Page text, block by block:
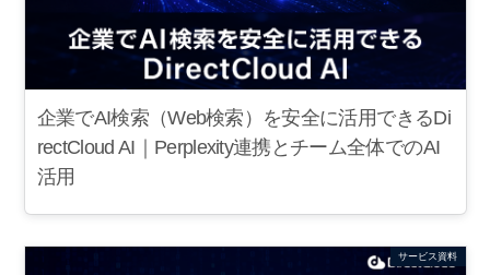
企業でAI検索（Web検索）を安全に活用できるDi
rectCloud AI｜Perplexity連携とチーム全体でのAI
活用
サービス資料